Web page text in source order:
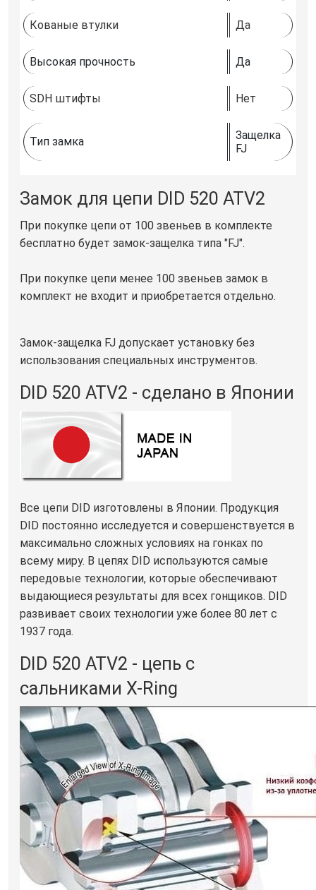
Кованые втулки Да
Высокая прочность Да
SDH штифты Нет
Тип замка
Защелка
FJ
Замок для цепи DID 520 ATV2
При покупке цепи от 100 звеньев в комплекте
бесплатно будет замок-защелка типа "FJ".
При покупке цепи менее 100 звеньев замок в
комплект не входит и приобретается отдельно.
Замок-защелка FJ допускает установку без
использования специальных инструментов.
DID 520 ATV2 - сделано в Японии
Все цепи DID изготовлены в Японии. Продукция
DID постоянно исследуется и совершенствуется в
максимально сложных условиях на гонках по
всему миру. В цепях DID используются самые
передовые технологии, которые обеспечивают
выдающиеся результаты для всех гонщиков. DID
развивает своих технологии уже более 80 лет с
1937 года.
DID 520 ATV2 - цепь с
сальниками X-Ring